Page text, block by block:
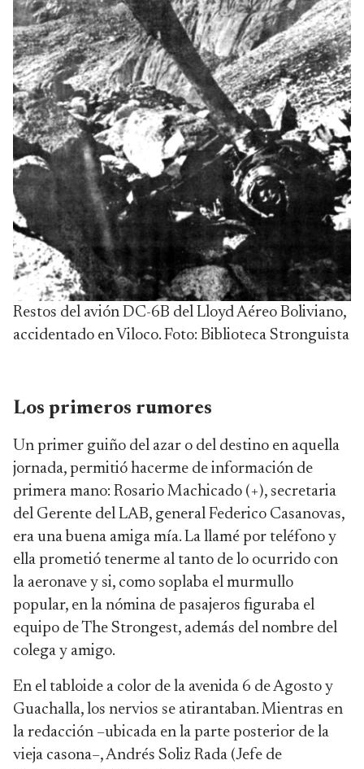
Restos del avión DC-6B del Lloyd Aéreo Boliviano,
accidentado en Viloco. Foto: Biblioteca Stronguista
Los primeros rumores
Un primer guiño del azar o del destino en aquella
jornada, permitió hacerme de información de
primera mano: Rosario Machicado (+), secretaria
del Gerente del LAB, general Federico Casanovas,
era una buena amiga mía. La llamé por teléfono y
ella prometió tenerme al tanto de lo ocurrido con
la aeronave y si, como soplaba el murmullo
popular, en la nómina de pasajeros figuraba el
equipo de The Strongest, además del nombre del
colega y amigo.
En el tabloide a color de la avenida 6 de Agosto y
Guachalla, los nervios se atirantaban. Mientras en
la redacción –ubicada en la parte posterior de la
vieja casona–, Andrés Soliz Rada (Jefe de